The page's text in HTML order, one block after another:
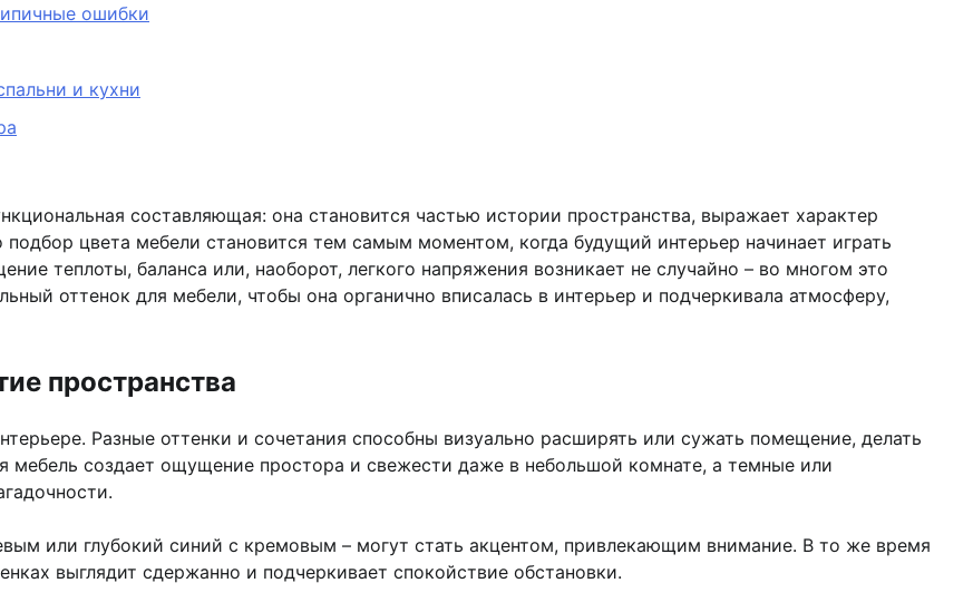
ошибки
и кухни
составляющая: она становится частью истории пространства, выражает характер
цвета мебели становится тем самым моментом, когда будущий интерьер начинает играть
теплоты, баланса или, наоборот, легкого напряжения возникает не случайно – во многом это
оттенок для мебели, чтобы она органично вписалась в интерьер и подчеркивала атмосферу,
пространства
Разные оттенки и сочетания способны визуально расширять или сужать помещение, делать
мебель создает ощущение простора и свежести даже в небольшой комнате, а темные или
или глубокий синий с кремовым – могут стать акцентом, привлекающим внимание. В то же время
выглядит сдержанно и подчеркивает спокойствие обстановки.